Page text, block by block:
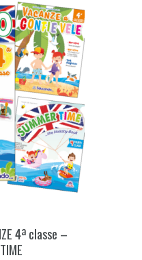
4ª classe –